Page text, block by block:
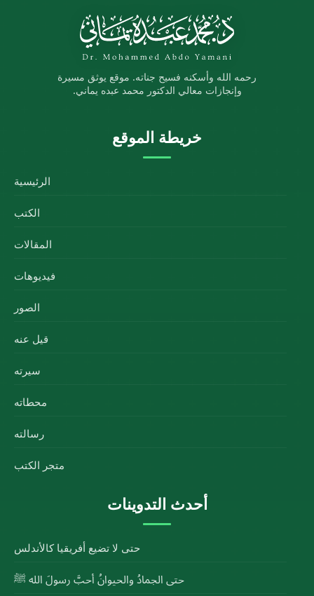
رحمه الله وأسكنه فسيح جناته. موقع يوثق مسيرة
وإنجازات معالي الدكتور محمد عبده يماني.
خريطة الموقع
الرئيسية
الكتب
المقالات
فيديوهات
الصور
قيل عنه
سيرته
محطاته
رسالته
متجر الكتب
أحدث التدوينات
حتى لا تضيع أفريقيا كالأندلس
حتى الجمادُ والحيوانُ أحبَّ رسولَ الله ﷺ